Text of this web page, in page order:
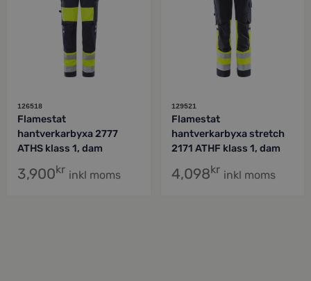
126518
Flamestat
hantverkarbyxa 2777
ATHS klass 1, dam
3,900kr inkl moms
129521
Flamestat
hantverkarbyxa stretch
2171 ATHF klass 1, dam
4,098kr inkl moms